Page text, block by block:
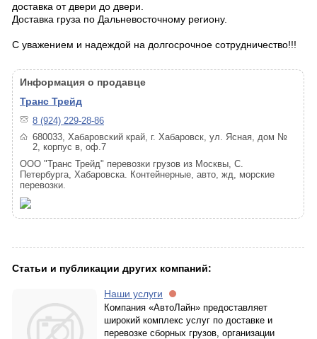
доставка от двери до двери.
Доставка груза по Дальневосточному региону.
С уважением и надеждой на долгосрочное сотрудничество!!!
Информация о продавце
Транс Трейд
8 (924) 229-28-86
680033, Хабаровский край, г. Хабаровск, ул. Ясная, дом №
2, корпус в, оф.7
ООО "Транс Трейд" перевозки грузов из Москвы, С.
Петербурга, Хабаровска. Контейнерные, авто, жд, морские
перевозки.
Статьи и публикации других компаний:
Наши услуги
Компания «АвтоЛайн» предоставляет
широкий комплекс услуг по доставке и
перевозке сборных грузов, организации